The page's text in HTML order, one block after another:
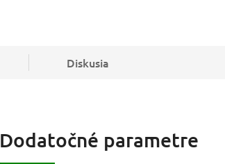
Diskusia
Dodatočné parametre